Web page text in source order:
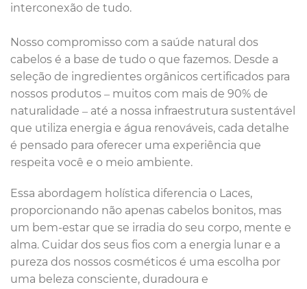
interconexão de tudo.
Nosso compromisso com a saúde natural dos
cabelos é a base de tudo o que fazemos. Desde a
seleção de ingredientes orgânicos certificados para
nossos produtos – muitos com mais de 90% de
naturalidade – até a nossa infraestrutura sustentável
que utiliza energia e água renováveis, cada detalhe
é pensado para oferecer uma experiência que
respeita você e o meio ambiente.
Essa abordagem holística diferencia o Laces,
proporcionando não apenas cabelos bonitos, mas
um bem-estar que se irradia do seu corpo, mente e
alma. Cuidar dos seus fios com a energia lunar e a
pureza dos nossos cosméticos é uma escolha por
uma beleza consciente, duradoura e